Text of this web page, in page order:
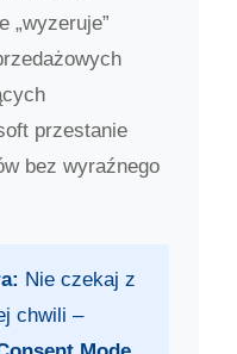
„wyzeruje”
przestanie
bez wyraźnego
Nie czekaj z
chwili –